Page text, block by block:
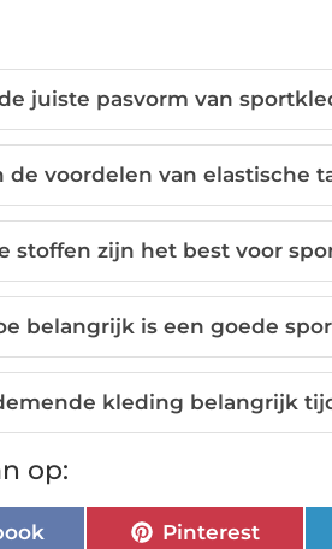
juiste pasvorm van
de voordelen van elastische
stoffen zijn het best voor
belangrijk is een goede
kleding belangrijk
op:
Pinterest